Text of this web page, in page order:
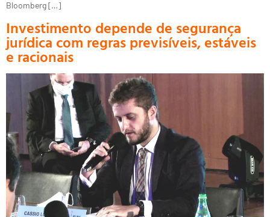
Bloomberg […]
Investimento depende de segurança
jurídica com regras previsíveis, estáveis
e racionais